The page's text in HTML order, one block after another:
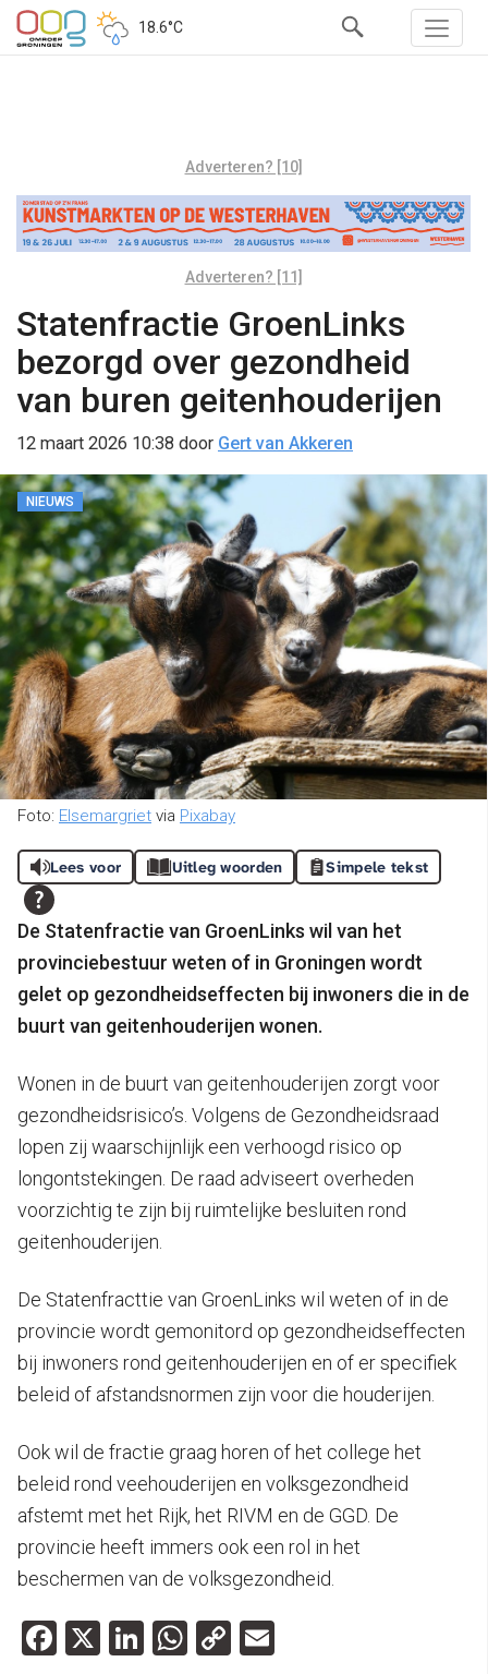
18.6°C
Adverteren? [10]
Adverteren? [11]
Statenfractie GroenLinks
bezorgd over gezondheid
van buren geitenhouderijen
12 maart 2026 10:38 door Gert van Akkeren
NIEUWS
Foto: Elsemargriet via Pixabay
Lees voor Uitleg woorden Simpele tekst
De Statenfractie van GroenLinks wil van het
provinciebestuur weten of in Groningen wordt
gelet op gezondheidseffecten bij inwoners die in de
buurt van geitenhouderijen wonen.
Wonen in de buurt van geitenhouderijen zorgt voor
gezondheidsrisico’s. Volgens de Gezondheidsraad
lopen zij waarschijnlijk een verhoogd risico op
longontstekingen. De raad adviseert overheden
voorzichtig te zijn bij ruimtelijke besluiten rond
geitenhouderijen.
De Statenfracttie van GroenLinks wil weten of in de
provincie wordt gemonitord op gezondheidseffecten
bij inwoners rond geitenhouderijen en of er specifiek
beleid of afstandsnormen zijn voor die houderijen.
Ook wil de fractie graag horen of het college het
beleid rond veehouderijen en volksgezondheid
afstemt met het Rijk, het RIVM en de GGD. De
provincie heeft immers ook een rol in het
beschermen van de volksgezondheid.
Facebook
X LinkedIn
WhatsApp
Copy